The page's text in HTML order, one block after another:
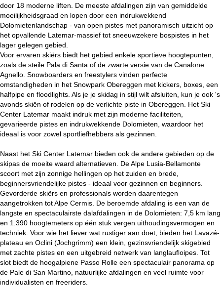
door 18 moderne liften. De meeste afdalingen zijn van gemiddelde
moeilijkheidsgraad en lopen door een indrukwekkend
Dolomietenlandschap - van open pistes met panoramisch uitzicht op
het opvallende Latemar-massief tot sneeuwzekere bospistes in het
lager gelegen gebied.
Voor ervaren skiërs biedt het gebied enkele sportieve hoogtepunten,
zoals de steile Pala di Santa of de zwarte versie van de Canalone
Agnello. Snowboarders en freestylers vinden perfecte
omstandigheden in het Snowpark Obereggen met kickers, boxes, een
halfpipe en floodlights. Als je je skidag in stijl wilt afsluiten, kun je ook 's
avonds skiën of rodelen op de verlichte piste in Obereggen. Het Ski
Center Latemar maakt indruk met zijn moderne faciliteiten,
gevarieerde pistes en indrukwekkende Dolomieten, waardoor het
ideaal is voor zowel sportliefhebbers als gezinnen.
Naast het Ski Center Latemar bieden ook de andere gebieden op de
skipas de moeite waard alternatieven. De Alpe Lusia-Bellamonte
scoort met zijn zonnige hellingen op het zuiden en brede,
beginnersvriendelijke pistes - ideaal voor gezinnen en beginners.
Gevorderde skiërs en professionals worden daarentegen
aangetrokken tot Alpe Cermis. De beroemde afdaling is een van de
langste en spectaculairste dalafdalingen in de Dolomieten: 7,5 km lang
en 1.390 hoogtemeters op één stuk vergen uithoudingsvermogen en
techniek. Voor wie het liever wat rustiger aan doet, bieden het Lavazé-
plateau en Oclini (Jochgrimm) een klein, gezinsvriendelijk skigebied
met zachte pistes en een uitgebreid netwerk van langlaufloipes. Tot
slot biedt de hoogalpiene Passo Rolle een spectaculair panorama op
de Pale di San Martino, natuurlijke afdalingen en veel ruimte voor
individualisten en freeriders.